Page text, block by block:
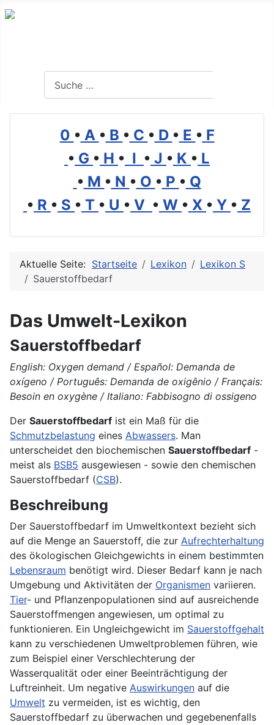
0 • A • B • C • D • E • F
• G • H • I • J • K • L
• M • N • O • P • Q
• R • S • T • U • V • W • X • Y • Z
Aktuelle Seite: Startseite Lexikon
Lexikon S
Sauerstoffbedarf
Das Umwelt-Lexikon
Sauerstoffbedarf
English: Oxygen demand / Español: Demanda de
oxígeno / Português: Demanda de oxigênio / Français:
Besoin en oxygène / Italiano: Fabbisogno di ossigeno
Der Sauerstoffbedarf ist ein Maß für die
Schmutzbelastung eines Abwassers. Man
unterscheidet den biochemischen Sauerstoffbedarf -
meist als BSB5 ausgewiesen - sowie den chemischen
Sauerstoffbedarf (CSB).
Beschreibung
Der Sauerstoffbedarf im Umweltkontext bezieht sich
auf die Menge an Sauerstoff, die zur Aufrechterhaltung
des ökologischen Gleichgewichts in einem bestimmten
Lebensraum benötigt wird. Dieser Bedarf kann je nach
Umgebung und Aktivitäten der Organismen variieren.
Tier- und Pflanzenpopulationen sind auf ausreichende
Sauerstoffmengen angewiesen, um optimal zu
funktionieren. Ein Ungleichgewicht im Sauerstoffgehalt
kann zu verschiedenen Umweltproblemen führen, wie
zum Beispiel einer Verschlechterung der
Wasserqualität oder einer Beeinträchtigung der
Luftreinheit. Um negative Auswirkungen auf die
Umwelt zu vermeiden, ist es wichtig, den
Sauerstoffbedarf zu überwachen und gegebenenfalls